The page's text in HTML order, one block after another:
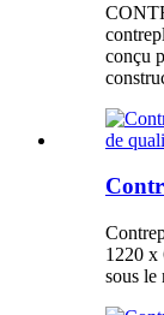
conçu
1220 x
sous le